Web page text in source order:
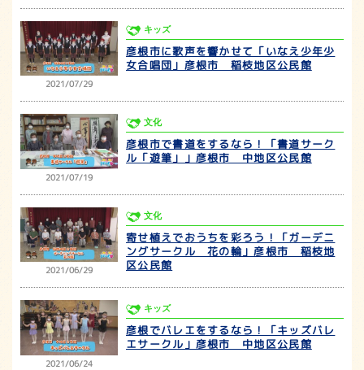
2021/07/29
キッズ
彦根市に歌声を響かせて「いなえ少年少
女合唱団」彦根市 稲枝地区公民館
2021/07/19
文化
彦根市で書道をするなら！「書道サーク
ル「遊筆」」彦根市 中地区公民館
2021/06/29
文化
寄せ植えでおうちを彩ろう！「ガーデニ
ングサークル 花の輪」彦根市 稲枝地
区公民館
2021/06/24
キッズ
彦根でバレエをするなら！「キッズバレ
エサークル」彦根市 中地区公民館